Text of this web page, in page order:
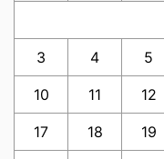
3 4 5
10 11 12
17 18 19